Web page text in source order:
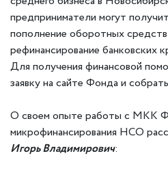
предприниматели могут
пополнение оборотных
рефинансирование банковских
Для получения финансовой
заявку на сайте Фонда и
О своем опыте работы с МКК
микрофинансирования НСО
Игорь Владимирович: